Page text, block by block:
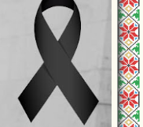
наследство е
общество." -
тракийския
здрава връзката
си.
тежки времена са
надежда и вяра